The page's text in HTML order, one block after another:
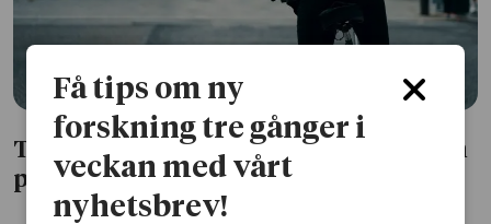
Tryckpressen och cyklar – tekniken som
påverkat demokratin
Få tips om ny
forskning tre gånger i
veckan med vårt
nyhetsbrev!